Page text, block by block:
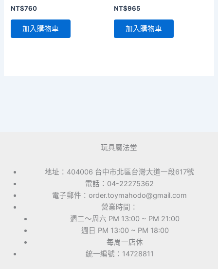
NT$760
加入購物車
NT$965
加入購物車
玩具魔法堂
地址：404006 台中市北區台灣大道一段617號
電話：04-22275362
電子郵件：order.toymahodo@gmail.com
營業時間：
週二～周六 PM 13:00 ~ PM 21:00
週日 PM 13:00 ~ PM 18:00
每周一店休
統一編號：14728811